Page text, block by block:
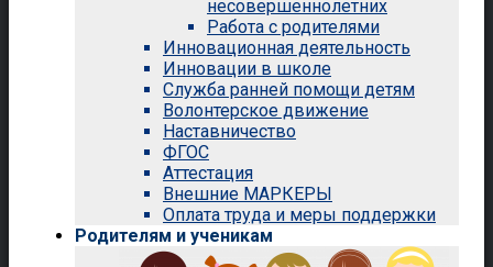
несовершеннолетних
Работа с родителями
Инновационная деятельность
Инновации в школе
Служба ранней помощи детям
Волонтерское движение
Наставничество
ФГОС
Аттестация
Внешние МАРКЕРЫ
Оплата труда и меры поддержки
Родителям и ученикам